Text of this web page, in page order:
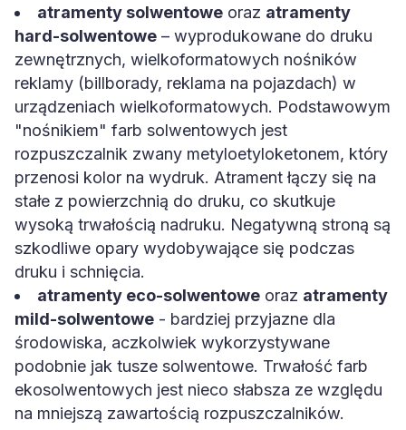
atramenty solwentowe oraz atramenty
hard-solwentowe – wyprodukowane do druku
zewnętrznych, wielkoformatowych nośników
reklamy (billborady, reklama na pojazdach) w
urządzeniach wielkoformatowych. Podstawowym
"nośnikiem" farb solwentowych jest
rozpuszczalnik zwany metyloetyloketonem, który
przenosi kolor na wydruk. Atrament łączy się na
stałe z powierzchnią do druku, co skutkuje
wysoką trwałością nadruku. Negatywną stroną są
szkodliwe opary wydobywające się podczas
druku i schnięcia.
atramenty eco-solwentowe oraz atramenty
mild-solwentowe - bardziej przyjazne dla
środowiska, aczkolwiek wykorzystywane
podobnie jak tusze solwentowe. Trwałość farb
ekosolwentowych jest nieco słabsza ze względu
na mniejszą zawartością rozpuszczalników.